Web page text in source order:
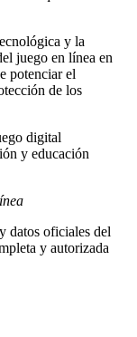
y la
juego en línea en
potenciar el
de los
digital
y educación
datos oficiales del
y autorizada